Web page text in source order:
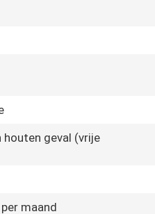
houten geval (vrije
maand